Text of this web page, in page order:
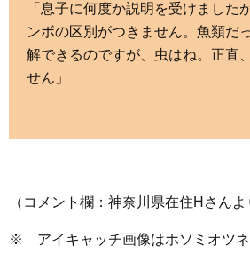
「息子に何度か説明を受けました
ンボの区別がつきません。魚類だ
解できるのですが、虫はね。正直
せん」
（コメント欄：神奈川県在住Hさんよ
※ アイキャッチ画像はホソミオツネ